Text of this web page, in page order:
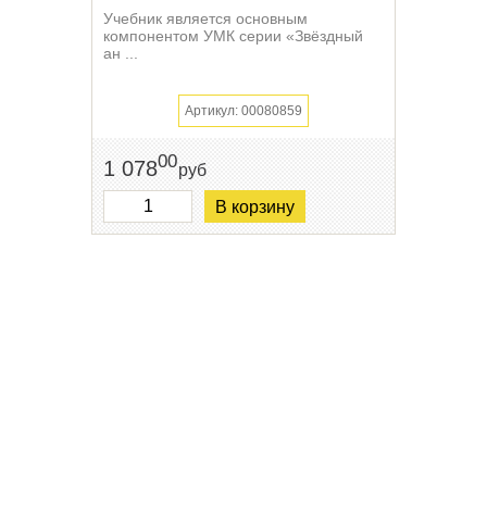
Учебник является основным
компонентом УМК серии «Звёздный
ан ...
Артикул: 00080859
1 07800руб
В корзину